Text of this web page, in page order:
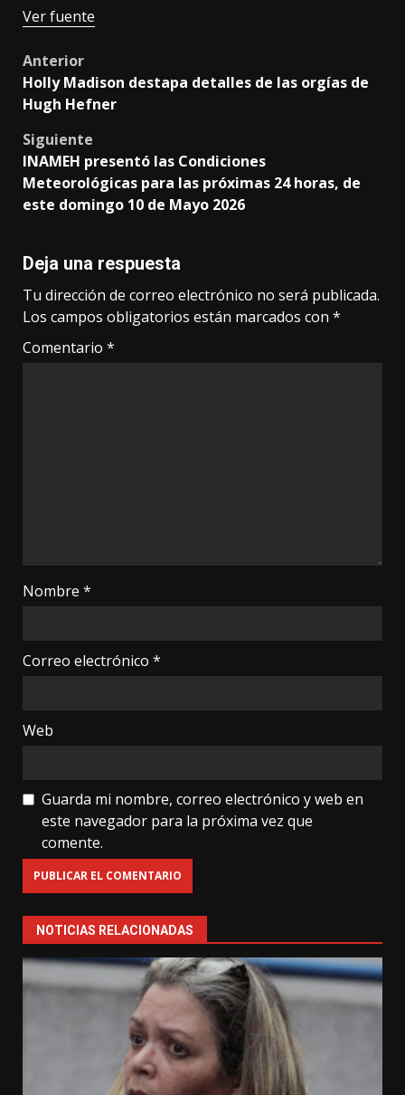
Ver fuente
Post
navigation
Anterior
Holly Madison destapa detalles de las orgías de
Hugh Hefner
Siguiente
INAMEH presentó las Condiciones
Meteorológicas para las próximas 24 horas, de
este domingo 10 de Mayo 2026
Deja una respuesta
Tu dirección de correo electrónico no será publicada.
Los campos obligatorios están marcados con *
Comentario *
Nombre *
Correo electrónico *
Web
Guarda mi nombre, correo electrónico y web en
este navegador para la próxima vez que
comente.
NOTICIAS RELACIONADAS